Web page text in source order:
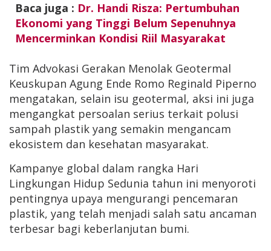
Baca juga : Dr. Handi Risza: Pertumbuhan
Ekonomi yang Tinggi Belum Sepenuhnya
Mencerminkan Kondisi Riil Masyarakat
Tim Advokasi Gerakan Menolak Geotermal
Keuskupan Agung Ende Romo Reginald Piperno
mengatakan, selain isu geotermal, aksi ini juga
mengangkat persoalan serius terkait polusi
sampah plastik yang semakin mengancam
ekosistem dan kesehatan masyarakat.
Kampanye global dalam rangka Hari
Lingkungan Hidup Sedunia tahun ini menyoroti
pentingnya upaya mengurangi pencemaran
plastik, yang telah menjadi salah satu ancaman
terbesar bagi keberlanjutan bumi.